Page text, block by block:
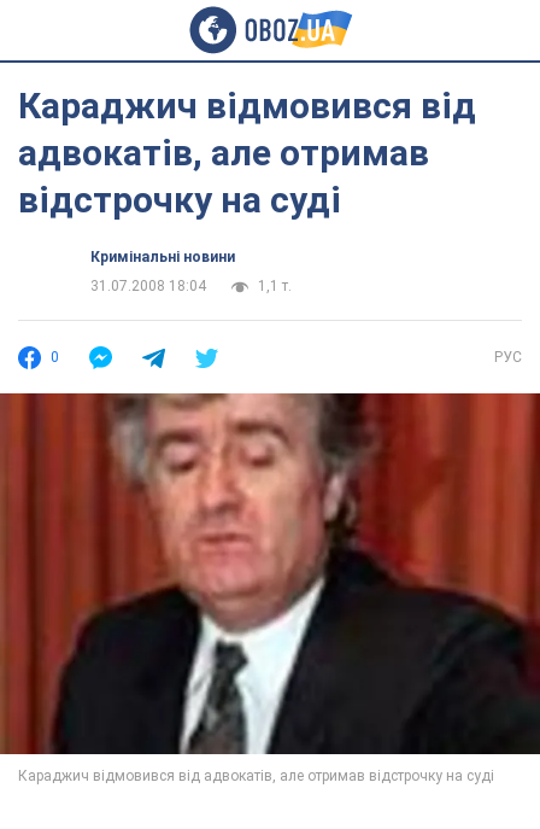
Караджич відмовився від
адвокатів, але отримав
відстрочку на суді
Кримінальні новини
31.07.2008 18:04
1,1 т.
0 РУС